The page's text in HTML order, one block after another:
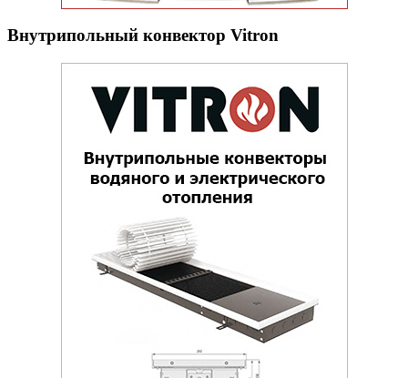
Внутрипольный конвектор Vitron